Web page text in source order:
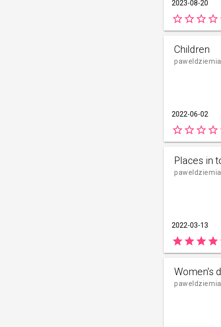
2023-08-20
star_borderstar_borderstar_borderstar_border
Children
2022-06-02
star_borderstar_borderstar_borderstar_border
Places in
2022-03-13
starstarstarstar
Women's